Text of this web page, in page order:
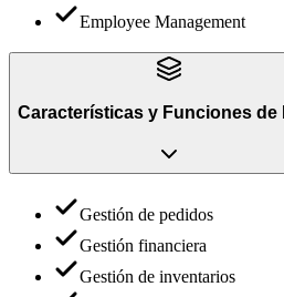
Employee Management
Características y Funciones de
Gestión de pedidos
Gestión financiera
Gestión de inventarios